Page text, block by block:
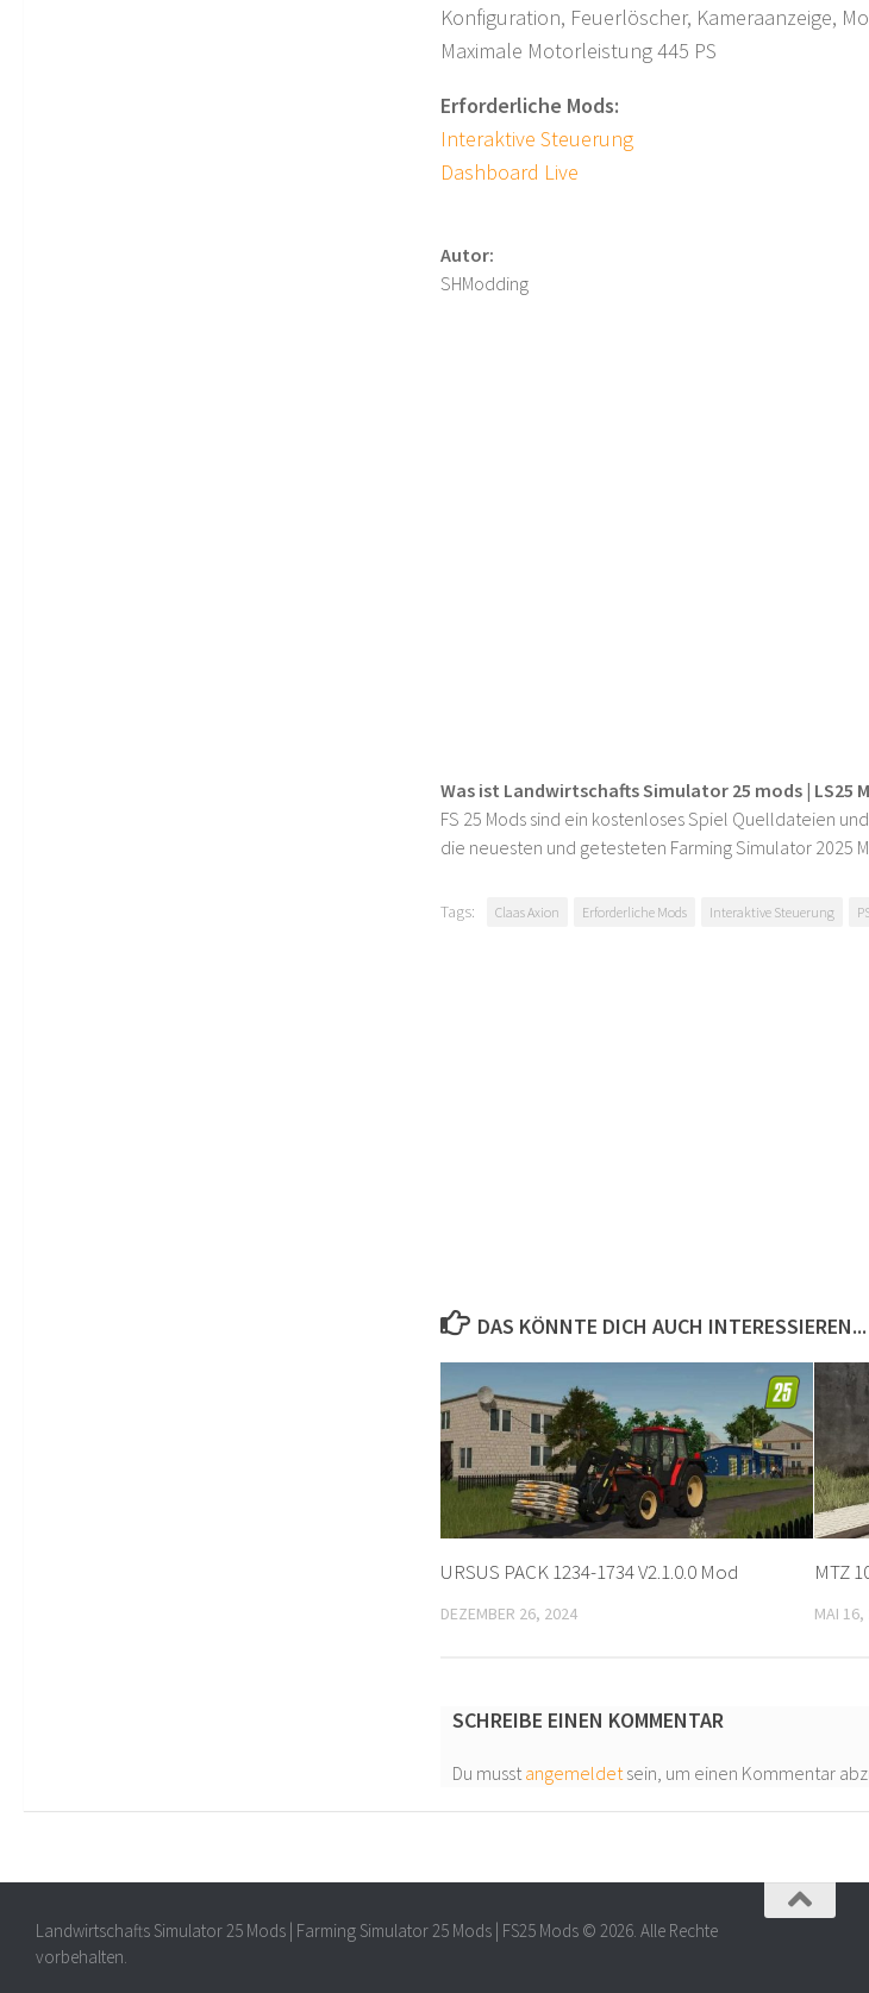
Konfiguration, Feuerlöscher, Kameraanzeige,
Maximale Motorleistung 445 PS
Erforderliche Mods:
Interaktive Steuerung
Dashboard Live
Autor:
SHModding
Was ist Landwirtschafts Simulator 25 mods | LS25
FS 25 Mods sind ein kostenloses Spiel Quelldateien
die neuesten und getesteten Farming Simulator 2025
Tags: Claas Axion Erforderliche Mods Interaktive Steuerung
DAS KÖNNTE DICH AUCH INTERESSIEREN...
URSUS PACK 1234-1734 V2.1.0.0 Mod
DEZEMBER 26, 2024
MTZ
MAI 16,
SCHREIBE EINEN KOMMENTAR
Du musstangemeldetsein, um einen Kommentar
Landwirtschafts Simulator 25 Mods | Farming Simulator 25 Mods | FS25 Mods © 2026. Alle Rechte
vorbehalten.